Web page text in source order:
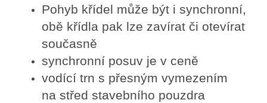
Pohyb křídel může být i synchronní,
obě křídla pak lze zavírat či otevírat
současně
synchronní posuv je v ceně
vodící trn s přesným vymezením
na střed stavebního pouzdra